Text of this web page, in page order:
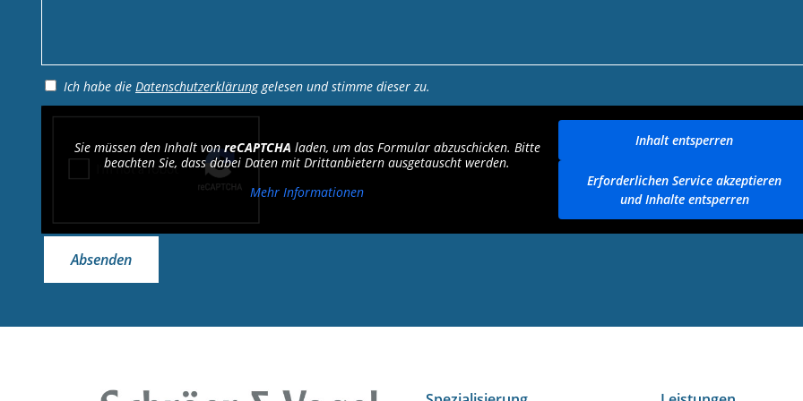
Ich habe die Datenschutzerklärunggelesen und stimme dieser zu.
Sie müssen den Inhalt vonreCAPTCHA laden, um das Formular abzuschicken. Bitte
beachten Sie, dass dabei Daten mit Drittanbietern ausgetauscht werden.
Mehr Informationen
Inhalt entsperren
Erforderlichen Service akzeptieren
und Inhalte entsperren
Absenden